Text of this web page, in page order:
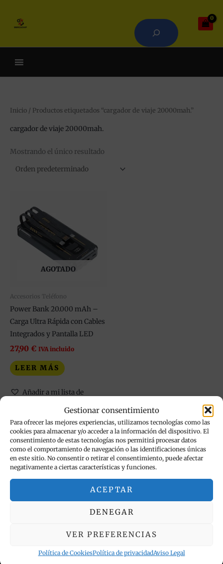
Gestionar consentimiento
Para ofrecer las mejores experiencias, utilizamos tecnologías como las
cookies para almacenar y/o acceder a la información del dispositivo. El
consentimiento de estas tecnologías nos permitirá procesar datos
como el comportamiento de navegación o las identificaciones únicas
en este sitio. No consentir o retirar el consentimiento, puede afectar
negativamente a ciertas características y funciones.
ACEPTAR
DENEGAR
VER PREFERENCIAS
Política de CookiesPolítica de privacidadAviso Legal
contenido
Inicio / Productos etiquetados “cargador de viaje 20000mah.”
cargador de viaje 20000mah.
Mostrando el único resultado
AGOTADO
Accesorios Teléfono
Power Bank 20.000 mAh –
Carga Ultra Rápida con Cables
Integrados y Pantalla LED
27,90 € IVA incluido
LEER MÁS
Añadir a mi lista de
INFORMACIÓN LEGAL
Política de Cookies